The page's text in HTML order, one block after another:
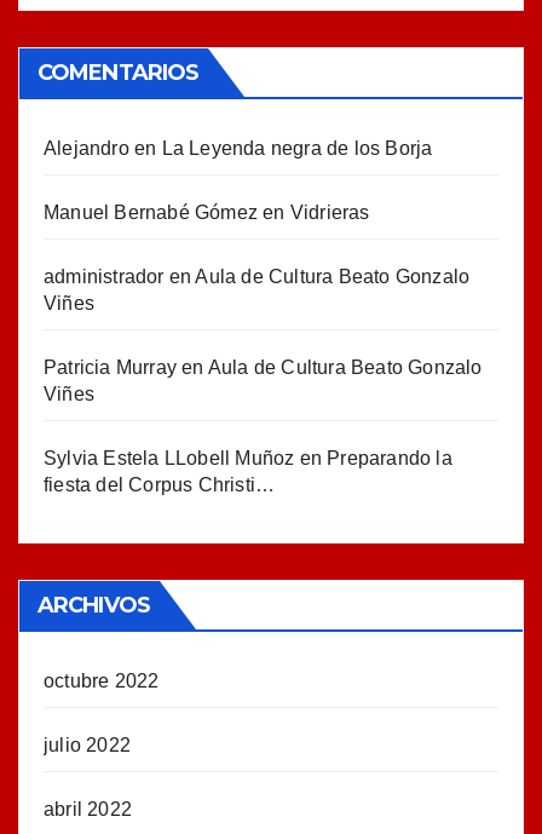
COMENTARIOS
Alejandroen La Leyenda negra de los Borja
Manuel Bernabé Gómez en Vidrieras
administrador enAula de Cultura Beato Gonzalo
Viñes
Patricia Murray en Aula de Cultura Beato Gonzalo
Viñes
Sylvia Estela LLobell Muñoz en Preparando la
fiesta del Corpus Christi…
ARCHIVOS
octubre 2022
julio 2022
abril 2022